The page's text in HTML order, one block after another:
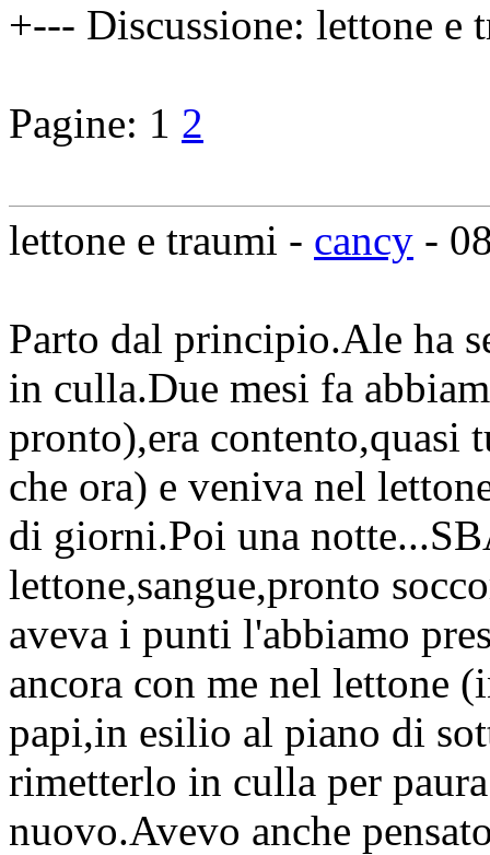
+--- Discussione: lettone e
Pagine: 1 2
lettone e traumi - cancy -
Parto dal principio.Ale ha
in culla.Due mesi fa
pronto),era contento,quasi
che ora) e veniva nel
di giorni.Poi una
lettone,sangue,pronto
aveva i punti l'abbiamo
ancora con me nel lettone
papi,in esilio al piano di
rimetterlo in culla per
nuovo.Avevo anche